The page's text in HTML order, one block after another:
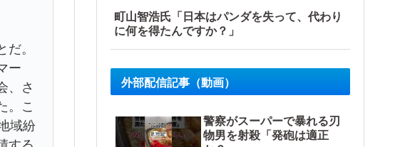
。
ー
、さ
。こ
域紛
町山智浩氏「日本はパンダを失って、代わり
に何を得たんですか？」
外部配信記事（動画）
警察がスーパーで暴れる刃
物男を射殺「発砲は適正